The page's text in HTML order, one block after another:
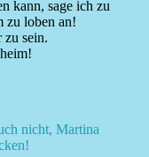
kann, sage ich zu
zu loben an!
zu sein.
nicht, Martina